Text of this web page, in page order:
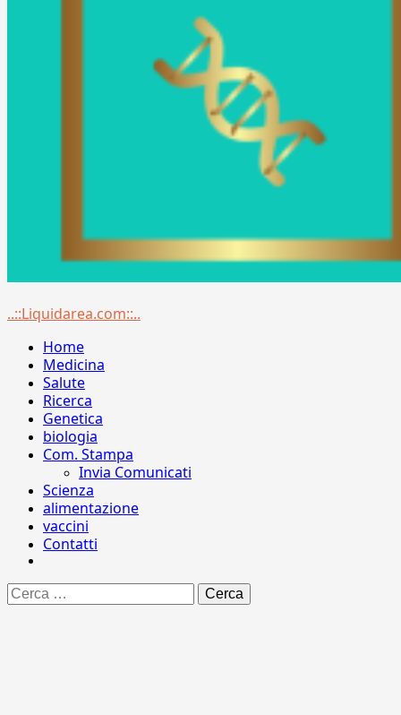
Menu
..::Liquidarea.com::..
Home
Medicina
Salute
Ricerca
Genetica
biologia
Com. Stampa
Invia Comunicati
Scienza
alimentazione
vaccini
Contatti
Ricerca
per: